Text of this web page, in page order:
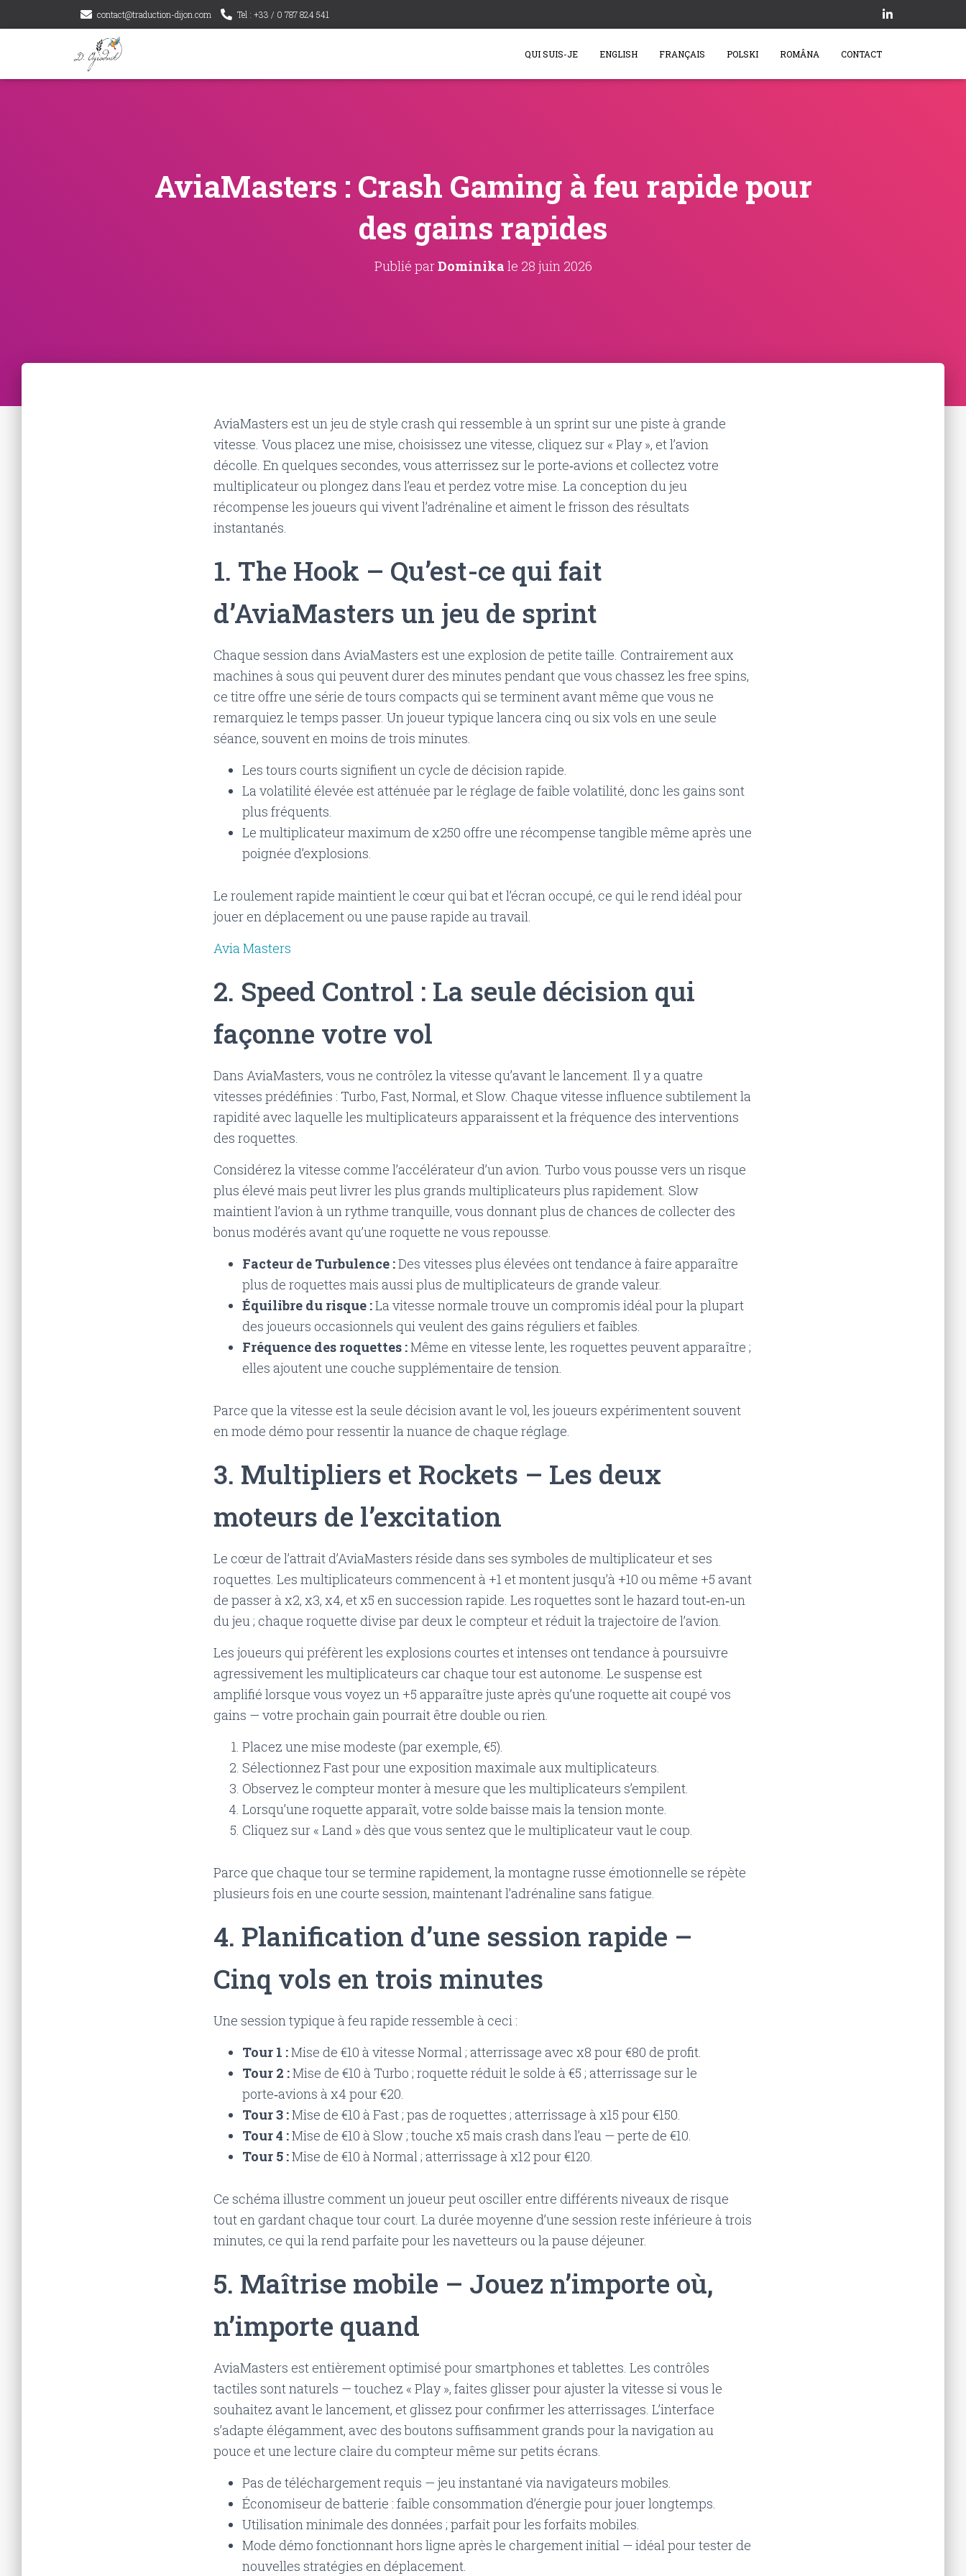
contact@traduction-dijon.com Tel : +33 / 0 787 824 541
QUI SUIS-JE ENGLISH FRANÇAIS POLSKI ROMÂNA CONTACT
AviaMasters : Crash Gaming à feu rapide pour
des gains rapides
Publié parDominika le 28 juin 2026
AviaMasters est un jeu de style crash qui ressemble à un sprint sur une piste à grande
vitesse. Vous placez une mise, choisissez une vitesse, cliquez sur « Play », et l’avion
décolle. En quelques secondes, vous atterrissez sur le porte‑avions et collectez votre
multiplicateur ou plongez dans l’eau et perdez votre mise. La conception du jeu
récompense les joueurs qui vivent l’adrénaline et aiment le frisson des résultats
instantanés.
1. The Hook – Qu’est-ce qui fait
d’AviaMasters un jeu de sprint
Chaque session dans AviaMasters est une explosion de petite taille. Contrairement aux
machines à sous qui peuvent durer des minutes pendant que vous chassez les free spins,
ce titre offre une série de tours compacts qui se terminent avant même que vous ne
remarquiez le temps passer. Un joueur typique lancera cinq ou six vols en une seule
séance, souvent en moins de trois minutes.
Les tours courts signifient un cycle de décision rapide.
La volatilité élevée est atténuée par le réglage de faible volatilité, donc les gains sont
plus fréquents.
Le multiplicateur maximum de x250 offre une récompense tangible même après une
poignée d’explosions.
Le roulement rapide maintient le cœur qui bat et l’écran occupé, ce qui le rend idéal pour
jouer en déplacement ou une pause rapide au travail.
Avia Masters
2. Speed Control : La seule décision qui
façonne votre vol
Dans AviaMasters, vous ne contrôlez la vitesse qu’avant le lancement. Il y a quatre
vitesses prédéfinies : Turbo, Fast, Normal, et Slow. Chaque vitesse influence subtilement la
rapidité avec laquelle les multiplicateurs apparaissent et la fréquence des interventions
des roquettes.
Considérez la vitesse comme l’accélérateur d’un avion. Turbo vous pousse vers un risque
plus élevé mais peut livrer les plus grands multiplicateurs plus rapidement. Slow
maintient l’avion à un rythme tranquille, vous donnant plus de chances de collecter des
bonus modérés avant qu’une roquette ne vous repousse.
Facteur de Turbulence :Des vitesses plus élevées ont tendance à faire apparaître
plus de roquettes mais aussi plus de multiplicateurs de grande valeur.
Équilibre du risque :La vitesse normale trouve un compromis idéal pour la plupart
des joueurs occasionnels qui veulent des gains réguliers et faibles.
Fréquence des roquettes :Même en vitesse lente, les roquettes peuvent apparaître ;
elles ajoutent une couche supplémentaire de tension.
Parce que la vitesse est la seule décision avant le vol, les joueurs expérimentent souvent
en mode démo pour ressentir la nuance de chaque réglage.
3. Multipliers et Rockets – Les deux
moteurs de l’excitation
Le cœur de l’attrait d’AviaMasters réside dans ses symboles de multiplicateur et ses
roquettes. Les multiplicateurs commencent à +1 et montent jusqu’à +10 ou même +5 avant
de passer à x2, x3, x4, et x5 en succession rapide. Les roquettes sont le hazard tout‑en‑un
du jeu ; chaque roquette divise par deux le compteur et réduit la trajectoire de l’avion.
Les joueurs qui préfèrent les explosions courtes et intenses ont tendance à poursuivre
agressivement les multiplicateurs car chaque tour est autonome. Le suspense est
amplifié lorsque vous voyez un +5 apparaître juste après qu’une roquette ait coupé vos
gains — votre prochain gain pourrait être double ou rien.
Placez une mise modeste (par exemple, €5).
Sélectionnez Fast pour une exposition maximale aux multiplicateurs.
Observez le compteur monter à mesure que les multiplicateurs s’empilent.
Lorsqu’une roquette apparaît, votre solde baisse mais la tension monte.
Cliquez sur « Land » dès que vous sentez que le multiplicateur vaut le coup.
Parce que chaque tour se termine rapidement, la montagne russe émotionnelle se répète
plusieurs fois en une courte session, maintenant l’adrénaline sans fatigue.
4. Planification d’une session rapide –
Cinq vols en trois minutes
Une session typique à feu rapide ressemble à ceci :
Tour 1 :Mise de €10 à vitesse Normal ; atterrissage avec x8 pour €80 de profit.
Tour 2 :Mise de €10 à Turbo ; roquette réduit le solde à €5 ; atterrissage sur le
porte‑avions à x4 pour €20.
Tour 3 :Mise de €10 à Fast ; pas de roquettes ; atterrissage à x15 pour €150.
Tour 4 :Mise de €10 à Slow ; touche x5 mais crash dans l’eau — perte de €10.
Tour 5 :Mise de €10 à Normal ; atterrissage à x12 pour €120.
Ce schéma illustre comment un joueur peut osciller entre différents niveaux de risque
tout en gardant chaque tour court. La durée moyenne d’une session reste inférieure à trois
minutes, ce qui la rend parfaite pour les navetteurs ou la pause déjeuner.
5. Maîtrise mobile – Jouez n’importe où,
n’importe quand
AviaMasters est entièrement optimisé pour smartphones et tablettes. Les contrôles
tactiles sont naturels — touchez « Play », faites glisser pour ajuster la vitesse si vous le
souhaitez avant le lancement, et glissez pour confirmer les atterrissages. L’interface
s’adapte élégamment, avec des boutons suffisamment grands pour la navigation au
pouce et une lecture claire du compteur même sur petits écrans.
Pas de téléchargement requis — jeu instantané via navigateurs mobiles.
Économiseur de batterie : faible consommation d’énergie pour jouer longtemps.
Utilisation minimale des données ; parfait pour les forfaits mobiles.
Mode démo fonctionnant hors ligne après le chargement initial — idéal pour tester de
nouvelles stratégies en déplacement.